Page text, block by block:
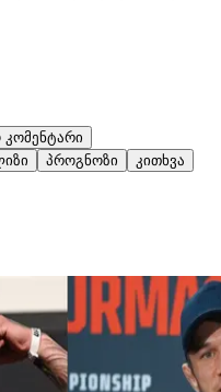
პროგნოზი კითხვა